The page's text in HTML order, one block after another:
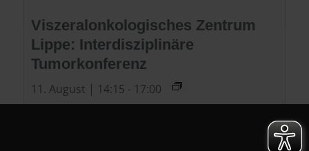
Viszeralonkologisches Zentrum
Lippe: Interdisziplinäre
Tumorkonferenz
11. August | 14:15 - 17:00